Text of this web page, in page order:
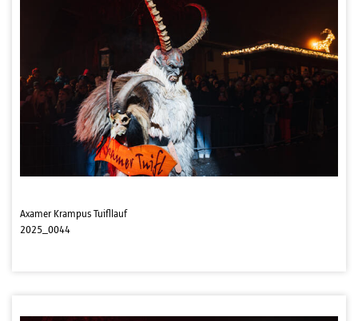
Axamer Krampus Tuifllauf
2025_0044